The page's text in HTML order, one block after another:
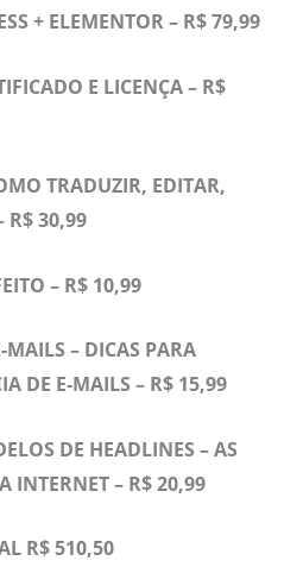
+ ELEMENTOR – R$ 79,99
E LICENÇA – R$
TRADUZIR, EDITAR,
R$ 30,99
– R$ 10,99
MAILS – DICAS PARA
DE E-MAILS – R$ 15,99
DE HEADLINES – AS
INTERNET – R$ 20,99
R$ 510,50